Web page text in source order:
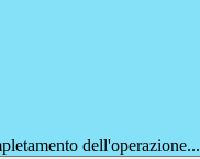
dell'operazione...